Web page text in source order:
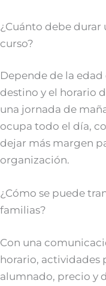
¿Cuánto debe durar
curso?
Depende de la
destino y el horario
una jornada de
ocupa todo el día,
dejar más margen
organización.
¿Cómo se puede
familias?
Con una
horario, actividades
alumnado, precio y